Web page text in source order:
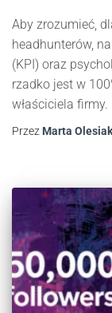
Aby zrozumieć,
headhunterów,
(KPI) oraz
rzadko jest w
właściciela firmy.
Przez Marta Olesiak